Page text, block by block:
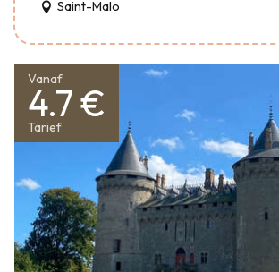
Saint-Malo
Vanaf
4.7 €
Tarief